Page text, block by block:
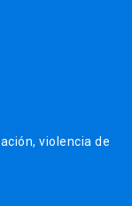
violencia de